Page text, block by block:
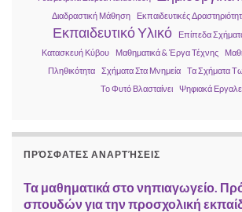
Διαδραστική Μάθηση Εκπαιδευτικές
Εκπαιδευτικό Υλικό Επίπεδα
Κατασκευή Κύβου
Μαθηματικά & Έργα Τέχνης
Πληθικότητα
Σχήματα Στα Μνημεία
Τα Σχήματα
Το Φυτό Βλασταίνει
Ψηφιακά
ΠΡΌΣΦΑΤΕΣ ΑΝΑΡΤΉΣΕΙΣ
Τα μαθηματικά στο νηπιαγωγείο.
σπουδών για την προσχολική